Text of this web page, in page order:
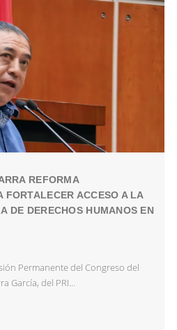
REFORMA
FORTALECER ACCESO A LA
DE DERECHOS HUMANOS EN
Permanente del Congreso del
García, del PRI...